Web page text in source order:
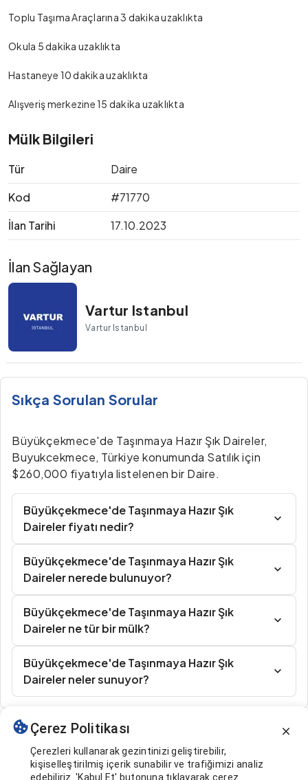
Toplu Taşıma Araçlarına 3 dakika uzaklıkta
Okula 5 dakika uzaklıkta
Hastaneye 10 dakika uzaklıkta
Alışveriş merkezine 15 dakika uzaklıkta
Mülk Bilgileri
Tür
Daire
Kod
#71770
İlan Tarihi
17.10.2023
İlan Sağlayan
Vartur Istanbul
Vartur Istanbul
Sıkça Sorulan Sorular
Büyükçekmece'de Taşınmaya Hazır Şık Daireler,
Buyukcekmece, Türkiye konumunda Satılık için
$260,000 fiyatıyla listelenen bir Daire.
Büyükçekmece'de Taşınmaya Hazır Şık
Daireler fiyatı nedir?
Büyükçekmece'de Taşınmaya Hazır Şık
Daireler nerede bulunuyor?
Büyükçekmece'de Taşınmaya Hazır Şık
Daireler ne tür bir mülk?
Büyükçekmece'de Taşınmaya Hazır Şık
Daireler neler sunuyor?
Benzer İlanlar
Çerez Politikası
Çerezleri kullanarak gezintinizi geliştirebilir,
kişiselleştirilmiş içerik sunabilir ve trafiğimizi analiz
edebiliriz. 'Kabul Et' butonuna tıklayarak çerez